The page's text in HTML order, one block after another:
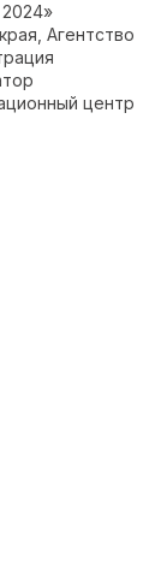
Агентство
центр